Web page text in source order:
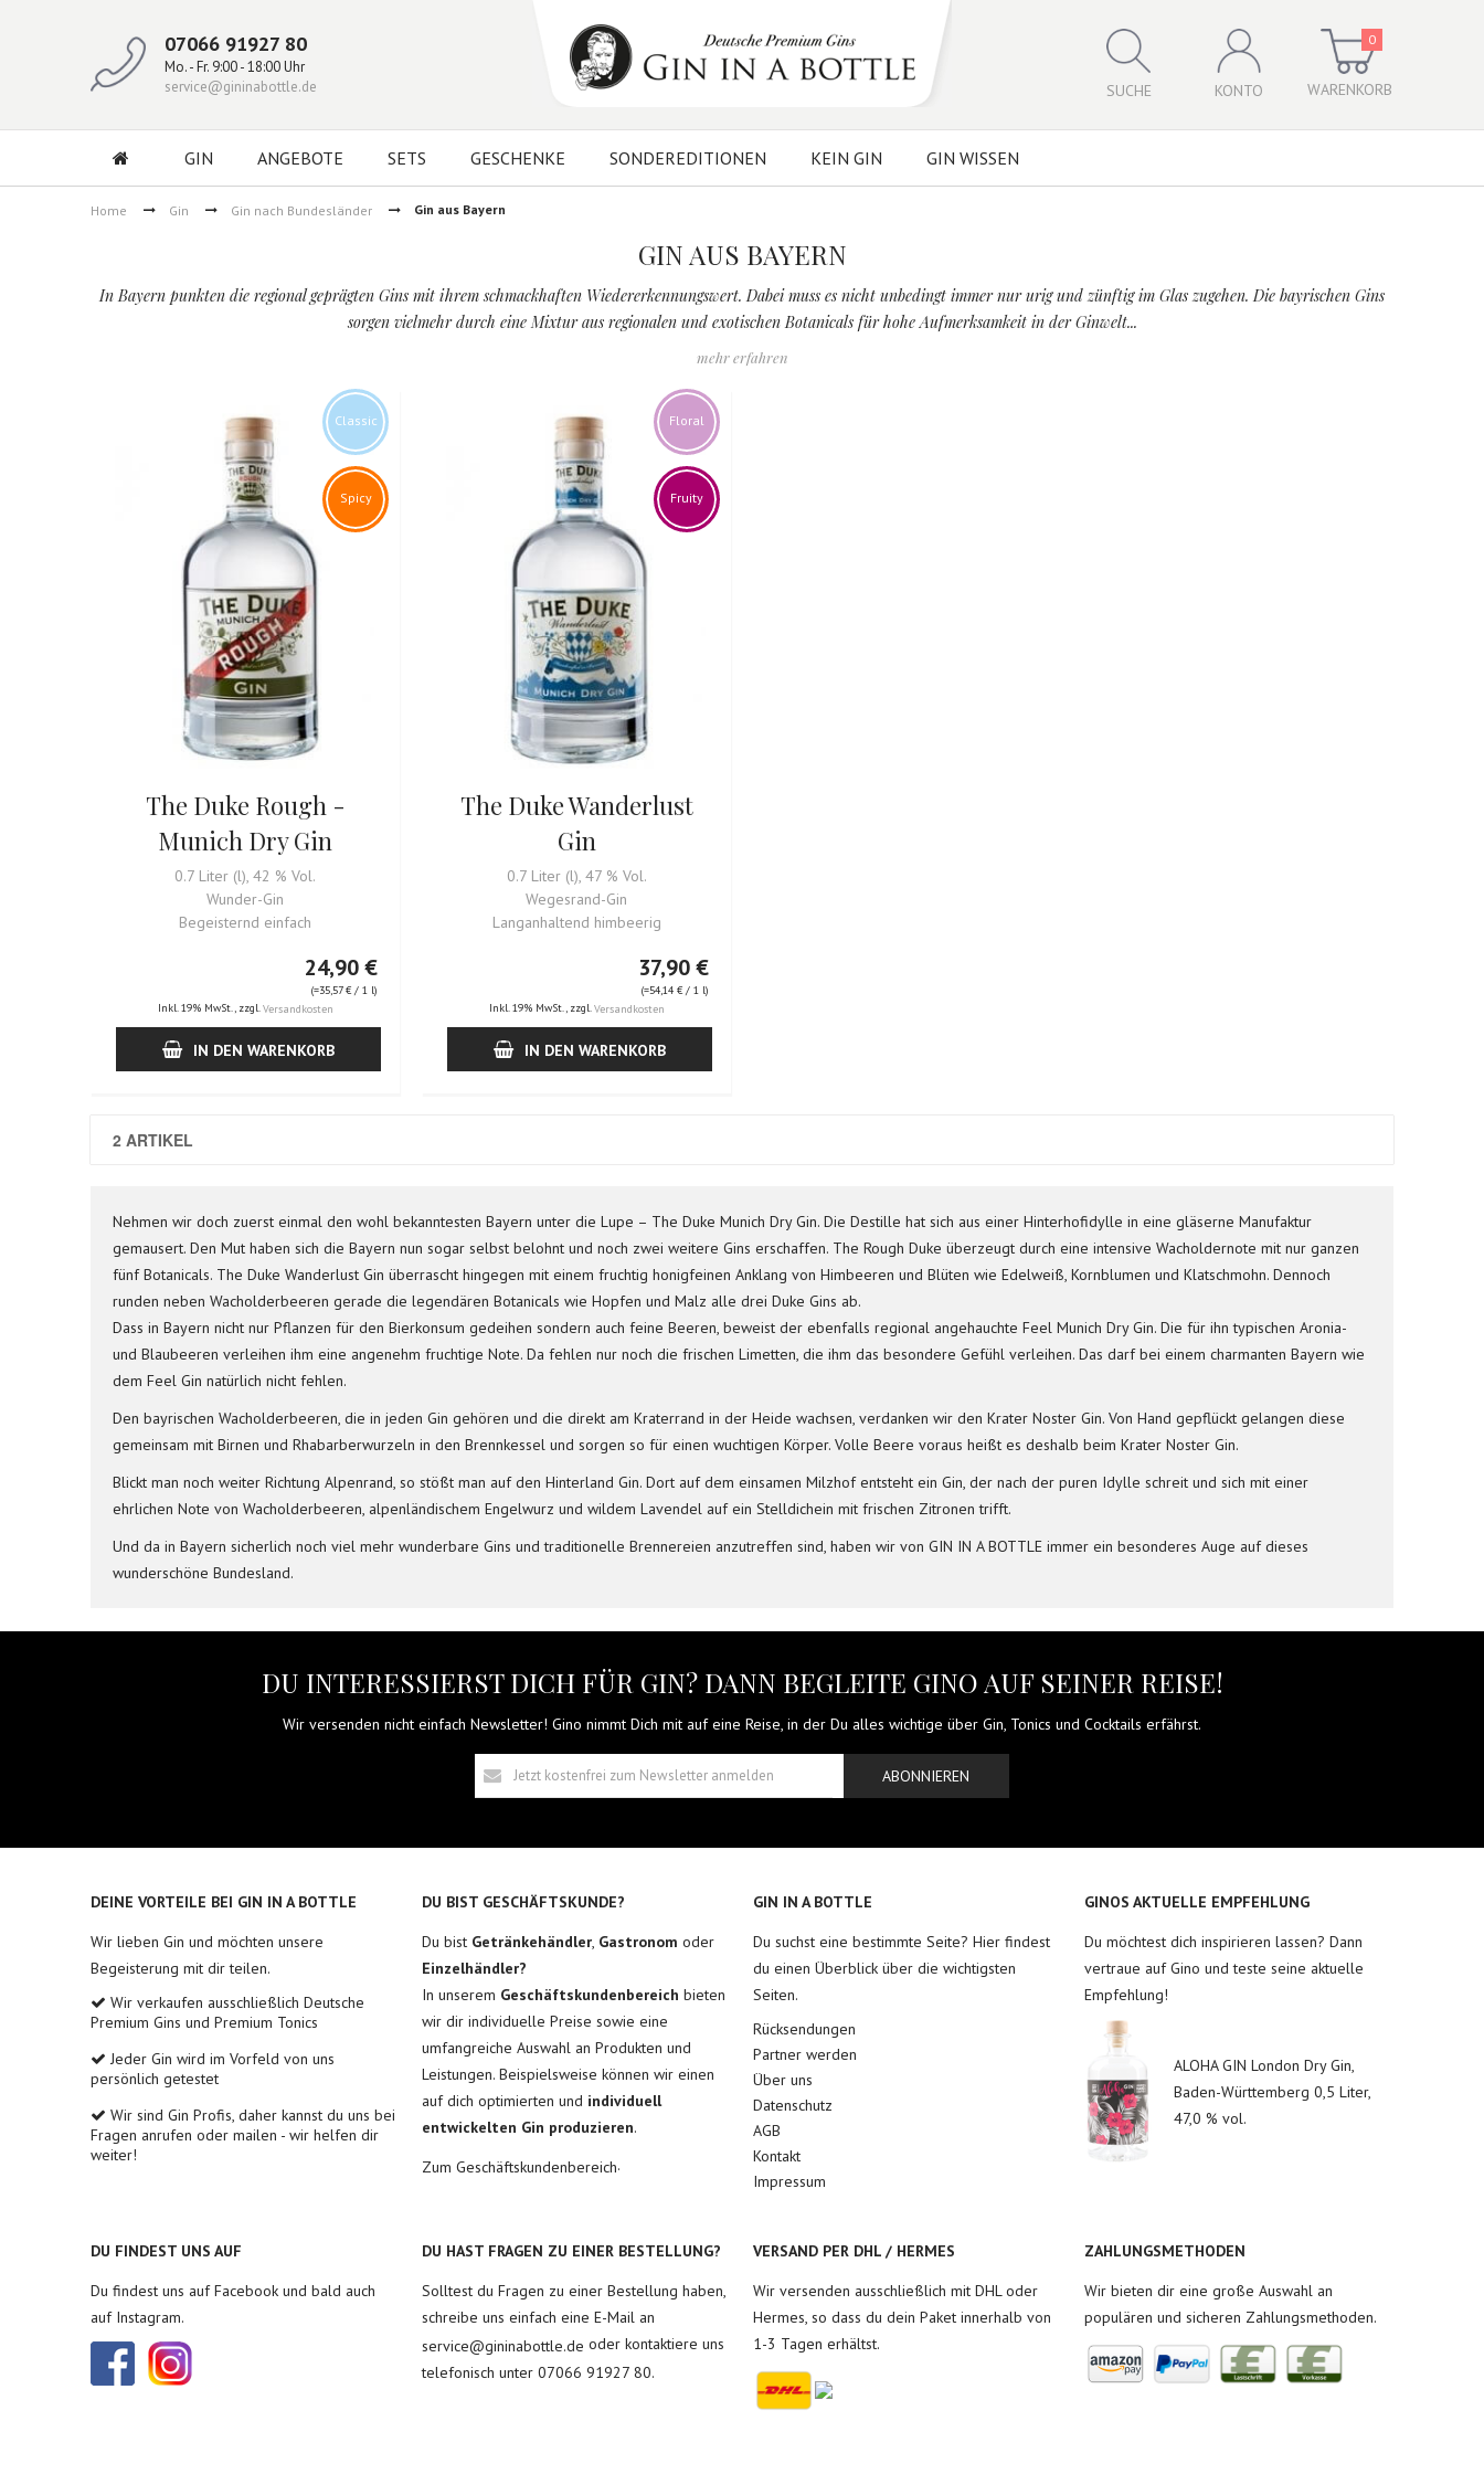
07066 91927 80
Mo. - Fr. 9:00 - 18:00 Uhr
service@gininabottle.de
SUCHE KONTO WARENKORB
0
GIN ANGEBOTE SETS GESCHENKE SONDEREDITIONEN KEIN GIN GIN WISSEN
Home Gin Gin nach Bundesländer Gin aus Bayern
GIN AUS BAYERN
In Bayern punkten die regional geprägten Gins mit ihrem schmackhaften Wiedererkennungswert. Dabei muss es nicht unbedingt immer nur urig und zünftig im Glas zugehen. Die bayrischen Gins
sorgen vielmehr durch eine Mixtur aus regionalen und exotischen Botanicals für hohe Aufmerksamkeit in der Ginwelt...
mehr erfahren
Classic
Spicy
The Duke Rough -
Munich Dry Gin
0.7 Liter (l), 42 % Vol.
Wunder-Gin
Begeisternd einfach
24,90 €
(=35,57 €/ 1 l)
Inkl. 19% MwSt., zzgl.Versandkosten
IN DEN WARENKORB
Floral
Fruity
The Duke Wanderlust
Gin
0.7 Liter (l), 47 % Vol.
Wegesrand-Gin
Langanhaltend himbeerig
37,90 €
(=54,14 €/ 1 l)
Inkl. 19% MwSt., zzgl.Versandkosten
IN DEN WARENKORB
2 ARTIKEL
Nehmen wir doch zuerst einmal den wohl bekanntesten Bayern unter die Lupe – The Duke Munich Dry Gin. Die Destille hat sich aus einer Hinterhofidylle in eine gläserne Manufaktur
gemausert. Den Mut haben sich die Bayern nun sogar selbst belohnt und noch zwei weitere Gins erschaffen. The Rough Duke überzeugt durch eine intensive Wacholdernote mit nur ganzen
fünf Botanicals. The Duke Wanderlust Gin überrascht hingegen mit einem fruchtig honigfeinen Anklang von Himbeeren und Blüten wie Edelweiß, Kornblumen und Klatschmohn. Dennoch
runden neben Wacholderbeeren gerade die legendären Botanicals wie Hopfen und Malz alle drei Duke Gins ab.
Dass in Bayern nicht nur Pflanzen für den Bierkonsum gedeihen sondern auch feine Beeren, beweist der ebenfalls regional angehauchte Feel Munich Dry Gin. Die für ihn typischen Aronia-
und Blaubeeren verleihen ihm eine angenehm fruchtige Note. Da fehlen nur noch die frischen Limetten, die ihm das besondere Gefühl verleihen. Das darf bei einem charmanten Bayern wie
dem Feel Gin natürlich nicht fehlen.
Den bayrischen Wacholderbeeren, die in jeden Gin gehören und die direkt am Kraterrand in der Heide wachsen, verdanken wir den Krater Noster Gin. Von Hand gepflückt gelangen diese
gemeinsam mit Birnen und Rhabarberwurzeln in den Brennkessel und sorgen so für einen wuchtigen Körper. Volle Beere voraus heißt es deshalb beim Krater Noster Gin.
Blickt man noch weiter Richtung Alpenrand, so stößt man auf den Hinterland Gin. Dort auf dem einsamen Milzhof entsteht ein Gin, der nach der puren Idylle schreit und sich mit einer
ehrlichen Note von Wacholderbeeren, alpenländischem Engelwurz und wildem Lavendel auf ein Stelldichein mit frischen Zitronen trifft.
Und da in Bayern sicherlich noch viel mehr wunderbare Gins und traditionelle Brennereien anzutreffen sind, haben wir von GIN IN A BOTTLE immer ein besonderes Auge auf dieses
wunderschöne Bundesland.
DU INTERESSIERST DICH FÜR GIN? DANN BEGLEITE GINO AUF SEINER REISE!
Wir versenden nicht einfach Newsletter! Gino nimmt Dich mit auf eine Reise, in der Du alles wichtige über Gin, Tonics und Cocktails erfährst.
ABONNIEREN
DEINE VORTEILE BEI GIN IN A BOTTLE
Wir lieben Gin und möchten unsere
Begeisterung mit dir teilen.
Wir verkaufen ausschließlich Deutsche
Premium Gins und Premium Tonics
Jeder Gin wird im Vorfeld von uns
persönlich getestet
Wir sind Gin Profis, daher kannst du uns bei
Fragen anrufen oder mailen - wir helfen dir
weiter!
DU BIST GESCHÄFTSKUNDE?
Du bist Getränkehändler, Gastronom oder
Einzelhändler?
In unserem Geschäftskundenbereich bieten
wir dir individuelle Preise sowie eine
umfangreiche Auswahl an Produkten und
Leistungen. Beispielsweise können wir einen
auf dich optimierten und individuell
entwickelten Gin produzieren.
Zum Geschäftskundenbereich.
GIN IN A BOTTLE
Du suchst eine bestimmte Seite? Hier findest
du einen Überblick über die wichtigsten
Seiten.
Rücksendungen
Partner werden
Über uns
Datenschutz
AGB
Kontakt
Impressum
GINOS AKTUELLE EMPFEHLUNG
Du möchtest dich inspirieren lassen? Dann
vertraue auf Gino und teste seine aktuelle
Empfehlung!
ALOHA GIN London Dry Gin,
Baden-Württemberg 0,5 Liter,
47,0 % vol.
DU FINDEST UNS AUF
Du findest uns auf Facebook und bald auch
auf Instagram.
DU HAST FRAGEN ZU EINER BESTELLUNG?
Solltest du Fragen zu einer Bestellung haben,
schreibe uns einfach eine E-Mail an
service@gininabottle.de oder kontaktiere uns
telefonisch unter 07066 91927 80.
VERSAND PER DHL / HERMES
Wir versenden ausschließlich mit DHL oder
Hermes, so dass du dein Paket innerhalb von
1-3 Tagen erhältst.
ZAHLUNGSMETHODEN
Wir bieten dir eine große Auswahl an
populären und sicheren Zahlungsmethoden.